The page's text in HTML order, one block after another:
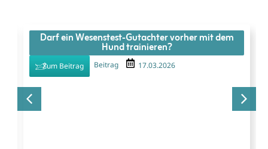
Darf ein Wesenstest-Gutachter vorher mit dem
Hund trainieren?
Zum Beitrag Beitrag 17.03.2026